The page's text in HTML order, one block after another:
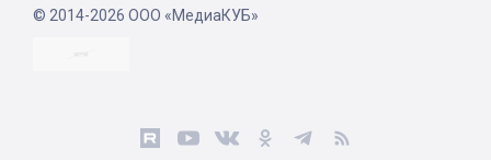
© 2014-2026 ООО «МедиаКУБ»